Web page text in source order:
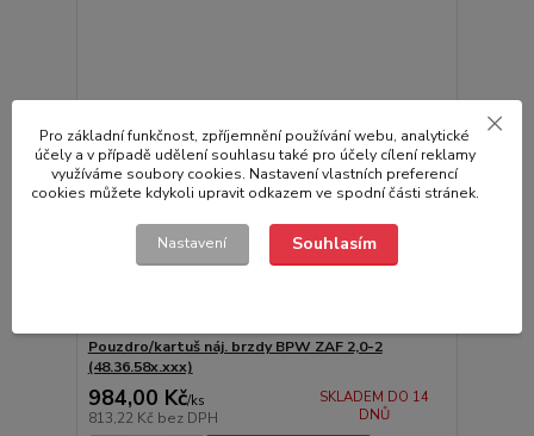
Pouzdro/kartuš náj. brzdy BPW ZAF 2,0-2
(48.36.58x.xxx)
984,00 Kč/ks
813,22 Kč bez DPH
SKLADEM DO 14
DNŮ
Pro základní funkčnost, zpříjemnění používání webu, analytické
účely a v případě udělení souhlasu také pro účely cílení reklamy
využíváme soubory cookies. Nastavení vlastních preferencí
cookies můžete kdykoli upravit odkazem ve spodní části stránek.
Nastavení Souhlasím